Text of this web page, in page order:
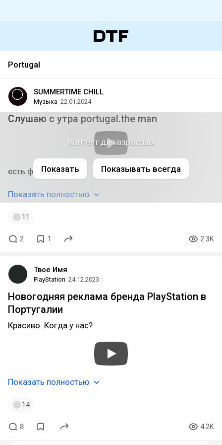
Portugal
SUMMERTIME CHILL
Музыка 22.01.2024
Слушаю с утра portugal.the man
есть фанаты?
Показать полностью
Контент для взрослых
Показать Показывать всегда
11
2 1 2.3K
Твое Имя
PlayStation 24.12.2023
Новогодняя реклама бренда PlayStation в
Португалии
Красиво. Когда у нас?
Показать полностью
14
8 4.2K